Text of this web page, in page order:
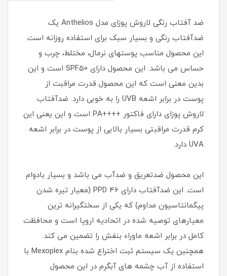
ضد آفتاب رنگی لاروش پوزای مدل Anthelios یک
ضدآفتاب رنگی و بسیار سبک برای استفاده روزانه است.
این محصول مناسب پوستهای نرمال، مختلط، چرب و
حساس می باشد. این محصول دارای SPF50 است و این
بدین معنی است که این محصول قدرت مراقبت از
پوست در برابر اشعه UVB را به خوبی دارد. ضدآفتاب
لاروش پوزای دارای فاکتور ++++PA است و این یعنی این
کرم قدرت مراقبتی بسیار بالایی از پوست در برابر اشعه
UVA دارد.
این محصول ضدتعریق و ضدآب می باشد و بسیار بادوام
است. این ضدآفتاب دارای PPD 46 (معیار تیره شدن
پیگمانتاسیون مداوم) که یکی از سختگیرانه ترین
معیارهای توصیه شده در اتحادیه اروپا است و محافظت
کامل در برابر اشعه ماوراء بنفش را تضمین می کند.
همچنین یک سیستم ثبت اختراع شده بنام Mexoplex با
استفاده از آب چشمه های آبگرم در این محصول